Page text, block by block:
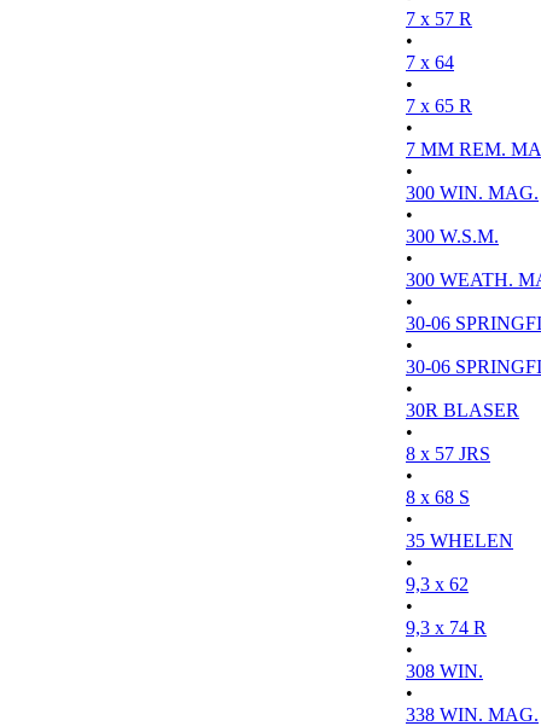
7 x 57 R
•
7 x 64
•
7 x 65 R
•
7 MM REM.
•
300 WIN. MAG.
•
300 W.S.M.
•
300 WEATH.
•
30-06
•
30-06
•
30R BLASER
•
8 x 57 JRS
•
8 x 68 S
•
35 WHELEN
•
9,3 x 62
•
9,3 x 74 R
•
308 WIN.
•
338 WIN. MAG.